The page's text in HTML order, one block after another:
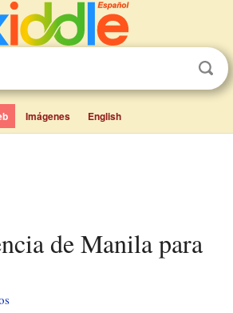
Imágenes English